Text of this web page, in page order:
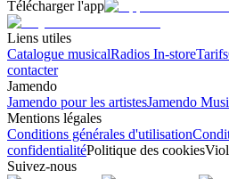
Télécharger l'app
Liens utiles
Catalogue musicalRadios In-storeTarifs
contacter
Jamendo
Jamendo pour les artistesJamendo
Mentions légales
Conditions générales d'utilisation
confidentialitéPolitique des cookies
Suivez-nous